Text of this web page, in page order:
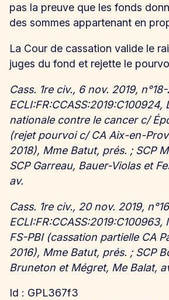
pas la preuve que les fonds
des sommes appartenant en
La Cour de cassation valide le
juges du fond et rejette le
Cass. 1re civ., 6 nov. 2019,
ECLI:FR:CCASS:2019:C100924,
nationale contre le cancer c/
(rejet pourvoi c/ CA Aix-en-
2018), Mme Batut, prés. ; SCP
SCP Garreau, Bauer-Violas et
av.
Cass. 1re civ., 20 nov. 2019,
ECLI:FR:CCASS:2019:C100963,
FS-PBI (cassation partielle CA
2016), Mme Batut, prés. ; SCP
Bruneton et Mégret, Me Balat,
Id : GPL367f3